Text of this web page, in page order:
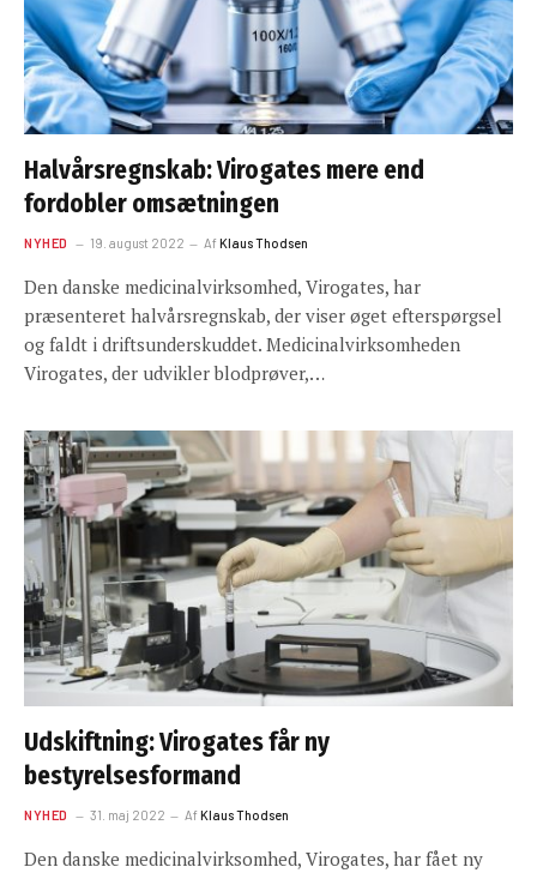
Halvårsregnskab: Virogates mere end
fordobler omsætningen
NYHED 19. august 2022 AfKlaus Thodsen
Den danske medicinalvirksomhed, Virogates, har
præsenteret halvårsregnskab, der viser øget efterspørgsel
og faldt i driftsunderskuddet. Medicinalvirksomheden
Virogates, der udvikler blodprøver,…
Udskiftning: Virogates får ny
bestyrelsesformand
NYHED 31. maj 2022 AfKlaus Thodsen
Den danske medicinalvirksomhed, Virogates, har fået ny